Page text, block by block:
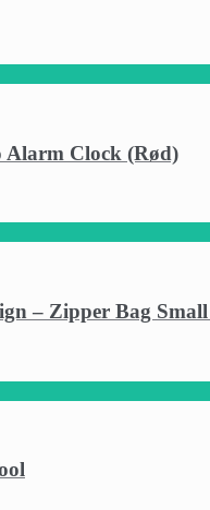
Clock (Rød)
– Zipper Bag